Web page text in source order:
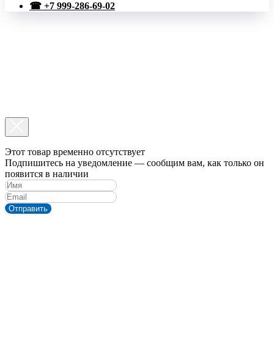
☎ +7 999-286-69-02
Этот товар временно отсутствует
Подпишитесь на уведомление — сообщим вам, как только он
появится в наличии
Отправить